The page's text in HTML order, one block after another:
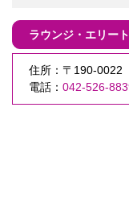
ラウンジ・エリート
住所：〒190-0022
電話： 042-526-